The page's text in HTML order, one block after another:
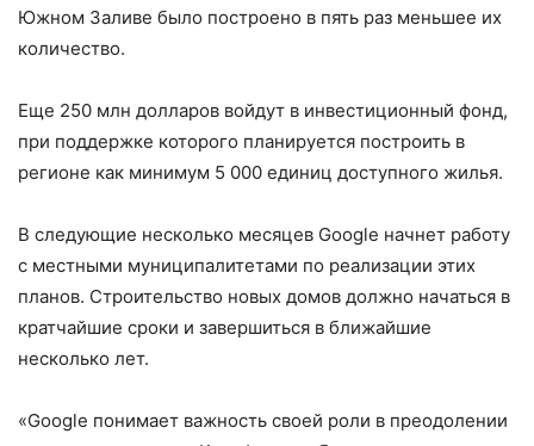
Южном Заливе было построено в пять раз меньшее их
количество.
Еще 250 млн долларов войдут в инвестиционный фонд,
при поддержке которого планируется построить в
регионе как минимум 5 000 единиц доступного жилья.
В следующие несколько месяцев Google начнет работу
с местными муниципалитетами по реализации этих
планов. Строительство новых домов должно начаться в
кратчайшие сроки и завершиться в ближайшие
несколько лет.
«Google понимает важность своей роли в преодолении